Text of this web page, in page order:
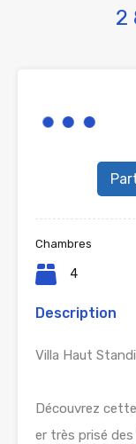
2
Chambres
4
Description
Villa Haut
Découvrez
er très prisé